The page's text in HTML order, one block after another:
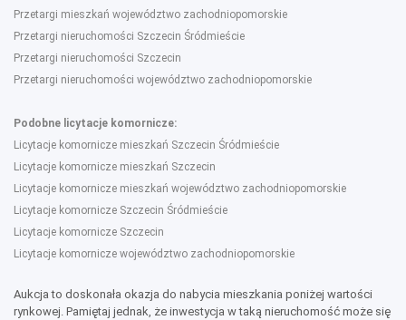
Przetargi mieszkań województwo zachodniopomorskie
Przetargi nieruchomości Szczecin Śródmieście
Przetargi nieruchomości Szczecin
Przetargi nieruchomości województwo zachodniopomorskie
Podobne licytacje komornicze:
Licytacje komornicze mieszkań Szczecin Śródmieście
Licytacje komornicze mieszkań Szczecin
Licytacje komornicze mieszkań województwo zachodniopomorskie
Licytacje komornicze Szczecin Śródmieście
Licytacje komornicze Szczecin
Licytacje komornicze województwo zachodniopomorskie
Aukcja to doskonała okazja do nabycia mieszkania poniżej wartości
rynkowej. Pamiętaj jednak, że inwestycja w taką nieruchomość może się